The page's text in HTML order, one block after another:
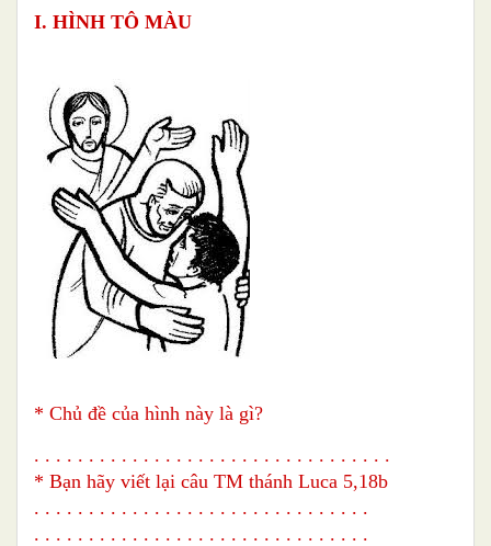
I. HÌNH TÔ MÀU
* Chủ đề của hình này là gì?
. . . . . . . . . . . . . . . . . . . . . . . . . . . . . . . . .
* Bạn hãy viết lại câu TM thánh Luca 5,18b
. . . . . . . . . . . . . . . . . . . . . . . . . . . . . . .
. . . . . . . . . . . . . . . . . . . . . . . . . . . . . . .